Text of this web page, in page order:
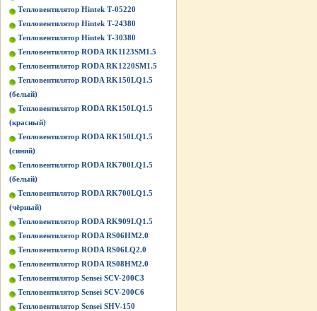
Тепловентилятор Hintek Т-05220
Тепловентилятор Hintek Т-24380
Тепловентилятор Hintek Т-30380
Тепловентилятор RODA RK1123SM1.5
Тепловентилятор RODA RK1220SM1.5
Тепловентилятор RODA RK150LQ1.5
(белый)
Тепловентилятор RODA RK150LQ1.5
(красный)
Тепловентилятор RODA RK150LQ1.5
(синий)
Тепловентилятор RODA RK700LQ1.5
(белый)
Тепловентилятор RODA RK700LQ1.5
(чёрный)
Тепловентилятор RODA RK909LQ1.5
Тепловентилятор RODA RS06HM2.0
Тепловентилятор RODA RS06LQ2.0
Тепловентилятор RODA RS08HM2.0
Тепловентилятор Sensei SCV-200C3
Тепловентилятор Sensei SCV-200C6
Тепловентилятор Sensei SHV-150